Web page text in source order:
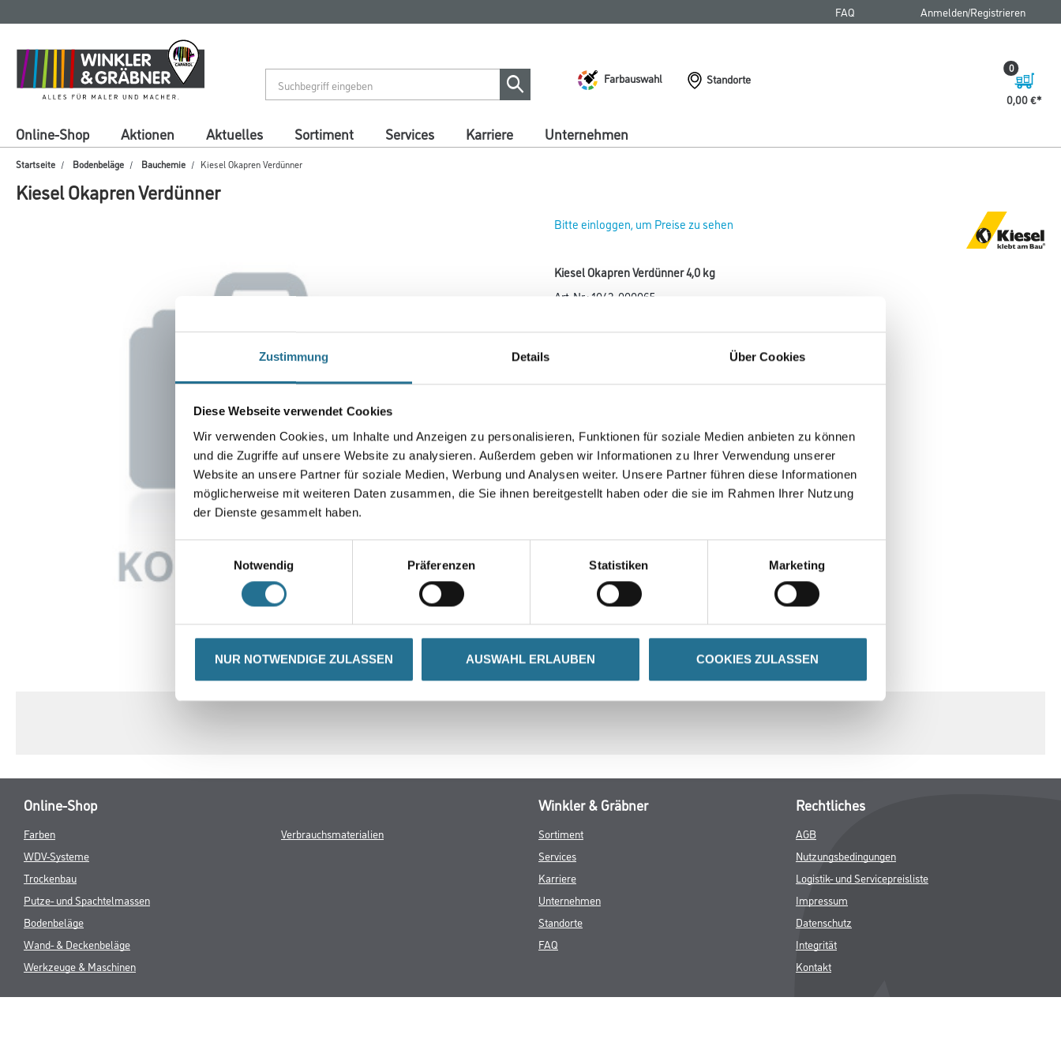
Zustimmung Details Über Cookies
Diese Webseite verwendet Cookies
Wir verwenden Cookies, um Inhalte und Anzeigen zu personalisieren, Funktionen für soziale Medien anbieten zu können
und die Zugriffe auf unsere Website zu analysieren. Außerdem geben wir Informationen zu Ihrer Verwendung unserer
Website an unsere Partner für soziale Medien, Werbung und Analysen weiter. Unsere Partner führen diese Informationen
möglicherweise mit weiteren Daten zusammen, die Sie ihnen bereitgestellt haben oder die sie im Rahmen Ihrer Nutzung
der Dienste gesammelt haben.
Notwendig
Präferenzen Statistiken Marketing
NUR NOTWENDIGE ZULASSEN AUSWAHL ERLAUBEN COOKIES ZULASSEN
springen
springen
FAQ Anmelden/Registrieren
Farbauswahl
Standorte
0,00 €
0
Online-Shop Aktionen Aktuelles Sortiment Services Karriere Unternehmen
Startseite Bodenbeläge Bauchemie Kiesel Okapren Verdünner
Kiesel Okapren Verdünner
Bitte einloggen, um Preise zu sehen
Kiesel Okapren Verdünner 4,0 kg
Art-Nr.:1043-000065
Umrechnungsfaktoren
CURRENT
TAB:
PRODUKTEIGENSCHAFTEN ZUSATZINFOS GEFAHRENHINWEISE SPEZIFIKATIONEN
Online-Shop
Farben
WDV-Systeme
Trockenbau
Putze- und Spachtelmassen
Bodenbeläge
Wand- & Deckenbeläge
Werkzeuge & Maschinen
Verbrauchsmaterialien
Winkler & Gräbner
Sortiment
Services
Karriere
Unternehmen
Standorte
FAQ
Rechtliches
AGB
Nutzungsbedingungen
Logistik- und Servicepreisliste
Impressum
Datenschutz
Integrität
Kontakt